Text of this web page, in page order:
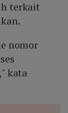
terkait
nomor
kata